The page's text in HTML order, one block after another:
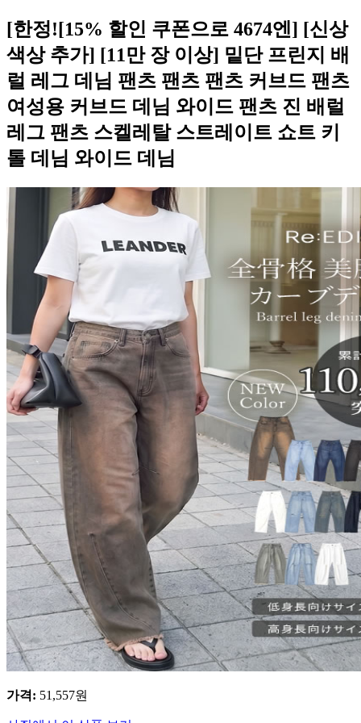
[한정![15% 할인 쿠폰으로 4674엔] [신상
색상 추가] [11만 장 이상] 밑단 프린지 배
럴 레그 데님 팬츠 팬츠 팬츠 커브드 팬츠
여성용 커브드 데님 와이드 팬츠 진 배럴
레그 팬츠 스켈레탈 스트레이트 쇼트 키
톨 데님 와이드 데님
가격: 51,557원